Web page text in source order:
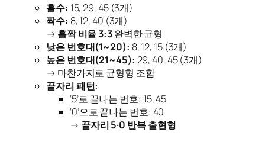
홀수: 15, 29, 45 (3개)
짝수: 8, 12, 40 (3개)
→ 홀짝 비율 3:3완벽한 균형
낮은 번호대(1~20): 8, 12, 15 (3개)
높은 번호대(21~45): 29, 40, 45 (3개)
→ 마찬가지로 균형형 조합
끝자리 패턴:
‘5’로 끝나는 번호: 15, 45
‘0’으로 끝나는 번호: 40
→ 끝자리 5·0 반복 출현형